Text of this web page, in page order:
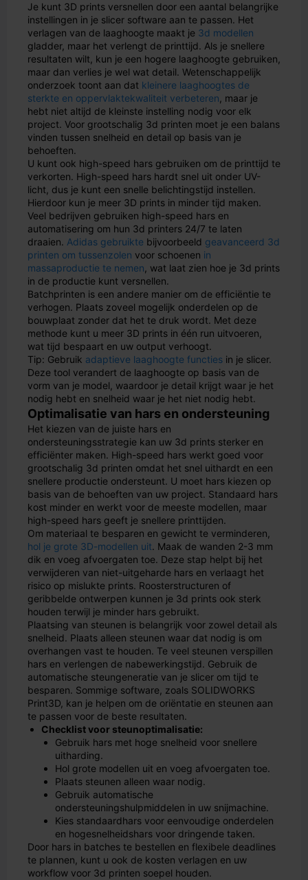
Je kunt 3D prints versnellen door een aantal belangrijke
instellingen in je slicer software aan te passen. Het
verlagen van de laaghoogte maakt je 3d modellen
gladder, maar het verlengt de printtijd. Als je snellere
resultaten wilt, kun je een hogere laaghoogte gebruiken,
maar dan verlies je wel wat detail. Wetenschappelijk
onderzoek toont aan dat kleinere laaghoogtes de
sterkte en oppervlaktekwaliteit verbeteren, maar je
hebt niet altijd de kleinste instelling nodig voor elk
project. Voor grootschalig 3d printen moet je een balans
vinden tussen snelheid en detail op basis van je
behoeften.
U kunt ook high-speed hars gebruiken om de printtijd te
verkorten. High-speed hars hardt snel uit onder UV-
licht, dus je kunt een snelle belichtingstijd instellen.
Hierdoor kun je meer 3D prints in minder tijd maken.
Veel bedrijven gebruiken high-speed hars en
automatisering om hun 3d printers 24/7 te laten
draaien. Adidas gebruikte bijvoorbeeld geavanceerd 3d
printen om tussenzolen voor schoenen in
massaproductie te nemen, wat laat zien hoe je 3d prints
in de productie kunt versnellen.
Batchprinten is een andere manier om de efficiëntie te
verhogen. Plaats zoveel mogelijk onderdelen op de
bouwplaat zonder dat het te druk wordt. Met deze
methode kunt u meer 3D prints in één run uitvoeren,
wat tijd bespaart en uw output verhoogt.
Tip: Gebruik adaptieve laaghoogte functies in je slicer.
Deze tool verandert de laaghoogte op basis van de
vorm van je model, waardoor je detail krijgt waar je het
nodig hebt en snelheid waar je het niet nodig hebt.
Optimalisatie van hars en ondersteuning
Het kiezen van de juiste hars en
ondersteuningsstrategie kan uw 3d prints sterker en
efficiënter maken. High-speed hars werkt goed voor
grootschalig 3d printen omdat het snel uithardt en een
snellere productie ondersteunt. U moet hars kiezen op
basis van de behoeften van uw project. Standaard hars
kost minder en werkt voor de meeste modellen, maar
high-speed hars geeft je snellere printtijden.
Om materiaal te besparen en gewicht te verminderen,
hol je grote 3D-modellen uit. Maak de wanden 2-3 mm
dik en voeg afvoergaten toe. Deze stap helpt bij het
verwijderen van niet-uitgeharde hars en verlaagt het
risico op mislukte prints. Roosterstructuren of
geribbelde ontwerpen kunnen je 3d prints ook sterk
houden terwijl je minder hars gebruikt.
Plaatsing van steunen is belangrijk voor zowel detail als
snelheid. Plaats alleen steunen waar dat nodig is om
overhangen vast te houden. Te veel steunen verspillen
hars en verlengen de nabewerkingstijd. Gebruik de
automatische steungeneratie van je slicer om tijd te
besparen. Sommige software, zoals SOLIDWORKS
Print3D, kan je helpen om de oriëntatie en steunen aan
te passen voor de beste resultaten.
Checklist voor steunoptimalisatie:
Gebruik hars met hoge snelheid voor snellere
uitharding.
Hol grote modellen uit en voeg afvoergaten toe.
Plaats steunen alleen waar nodig.
Gebruik automatische
ondersteuningshulpmiddelen in uw snijmachine.
Kies standaardhars voor eenvoudige onderdelen
en hogesnelheidshars voor dringende taken.
Door hars in batches te bestellen en flexibele deadlines
te plannen, kunt u ook de kosten verlagen en uw
workflow voor 3d printen soepel houden.